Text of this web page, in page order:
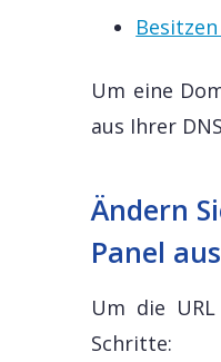
Um eine
aus Ihrer
Ändern
Panel
Um die
Schritte: